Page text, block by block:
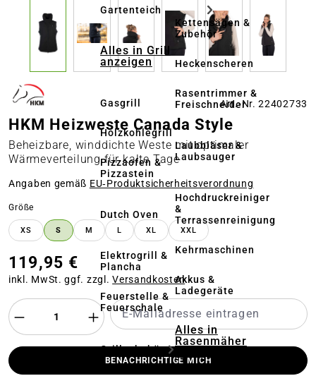
Gartenteich
Alles in Grill
anzeigen
Gasgrill
Holzkohlegrill
Pizzaofen &
Pizzastein
Dutch Oven
Elektrogrill &
Plancha
Feuerstelle &
Feuerschale
Grillzubehör
Kettensägen &
Zubehör
Heckenscheren
Rasentrimmer &
Freischneider
Laubbläser &
Laubsauger
Hochdruckreiniger
&
Terrassenreinigung
Kehrmaschinen
Akkus &
Ladegeräte
Alles in
Rasenmäher
Art.-Nr. 22402733
HKM Heizweste Canada Style
Beheizbare, winddichte Weste mit optimaler
Wärmeverteilung für kalte Tage
Angaben gemäß EU‑Produktsicherheitsverordnung
Größe
XS S M L XL XXL
119,95 €
inkl. MwSt. ggf. zzgl.Versandkosten
BENACHRICHTIGE MICH